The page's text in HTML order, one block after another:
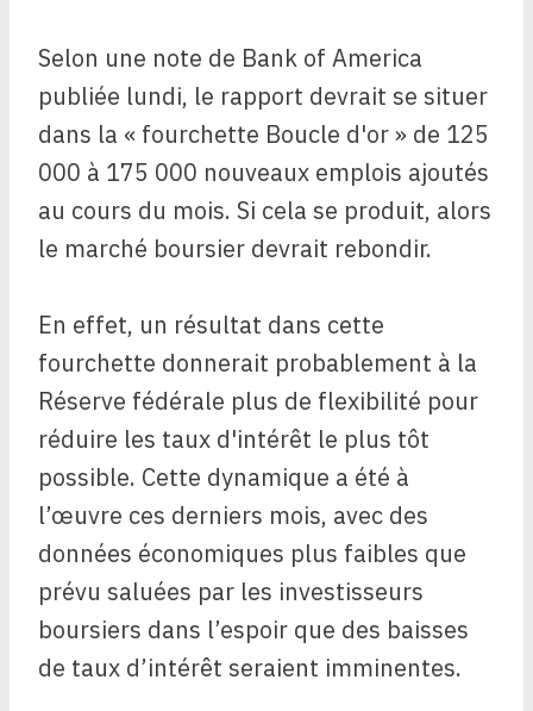
Selon une note de Bank of America
publiée lundi, le rapport devrait se situer
dans la « fourchette Boucle d'or » de 125
000 à 175 000 nouveaux emplois ajoutés
au cours du mois. Si cela se produit, alors
le marché boursier devrait rebondir.
En effet, un résultat dans cette
fourchette donnerait probablement à la
Réserve fédérale plus de flexibilité pour
réduire les taux d'intérêt le plus tôt
possible. Cette dynamique a été à
l’œuvre ces derniers mois, avec des
données économiques plus faibles que
prévu saluées par les investisseurs
boursiers dans l’espoir que des baisses
de taux d’intérêt seraient imminentes.